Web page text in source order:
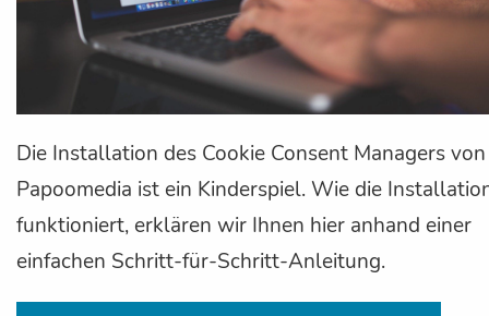
Die Installation des Cookie Consent Managers von
Papoomedia ist ein Kinderspiel. Wie die
funktioniert, erklären wir Ihnen hier anhand einer
einfachen Schritt-für-Schritt-Anleitung.